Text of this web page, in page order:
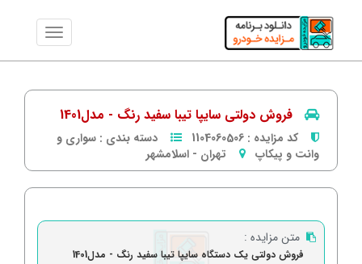
فروش دولتی سایپا تیبا سفید رنگ - مدل1401
کد مزایده : 1104060506 دسته بندی : سواری و
وانت و پیکاپ
تهران - اسلامشهر
متن مزایده :
فروش دولتی یک دستگاه سایپا تیبا سفید رنگ - مدل1401